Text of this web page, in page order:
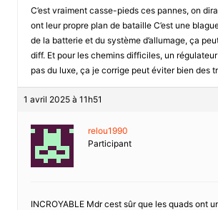
C’est vraiment casse-pieds ces pannes, on
ont leur propre plan de bataille C’est une
de la batterie et du système d’allumage, ça
diff. Et pour les chemins difficiles, un régulateur
pas du luxe, ça je corrige peut éviter bien des
1 avril 2025 à 11h51
relou1990
Participant
INCROYABLE Mdr cest sûr que les quads ont